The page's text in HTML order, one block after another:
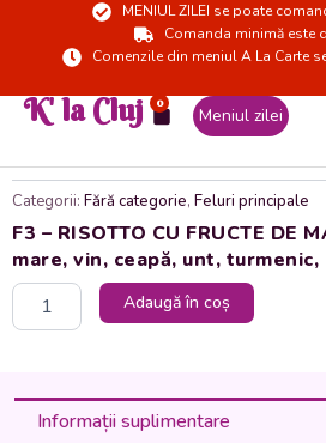
MENIUL ZILEI se poate
Comanda minimă este
Comenzile din meniul A La Carte
K' la Cluj 0
Cart Meniul zilei
Categorii: Fără categorie, Feluri principale
F3 – RISOTTO CU FRUCTE DE
mare, vin, ceapă, unt,
Cantitate
FRUCTE
Adaugă în coș
Informații suplimentare